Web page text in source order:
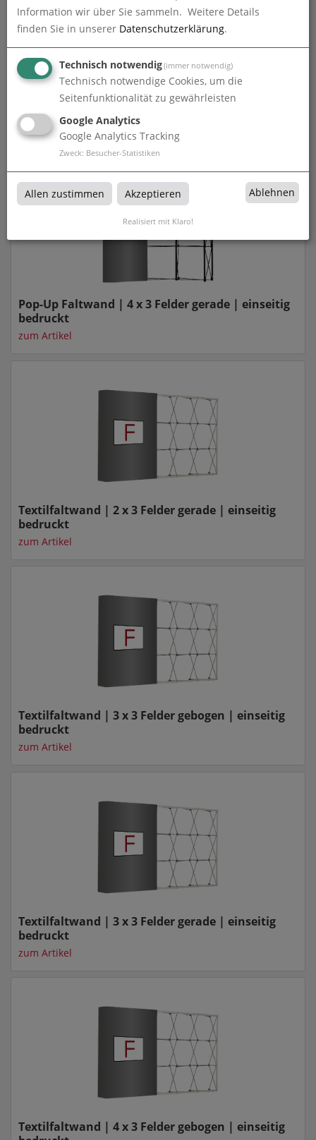
Pop-Up Faltwand | 4 x 3 Felder gebogen |
einseitig bedruckt
zum Artikel
Pop-Up Faltwand | 4 x 3 Felder gerade | einseitig
bedruckt
zum Artikel
Textilfaltwand | 2 x 3 Felder gerade | einseitig
bedruckt
zum Artikel
Textilfaltwand | 3 x 3 Felder gebogen | einseitig
bedruckt
zum Artikel
Textilfaltwand | 3 x 3 Felder gerade | einseitig
bedruckt
zum Artikel
Textilfaltwand | 4 x 3 Felder gebogen | einseitig
Information wir über Sie sammeln. Weitere Details
finden Sie in unserer Datenschutzerklärung.
Technisch notwendig(immer notwendig)
Technisch notwendige Cookies, um die
Seitenfunktionalität zu gewährleisten
Google Analytics
Google Analytics Tracking
Zweck: Besucher-Statistiken
Allen zustimmen Akzeptieren Ablehnen
Realisiert mit Klaro!